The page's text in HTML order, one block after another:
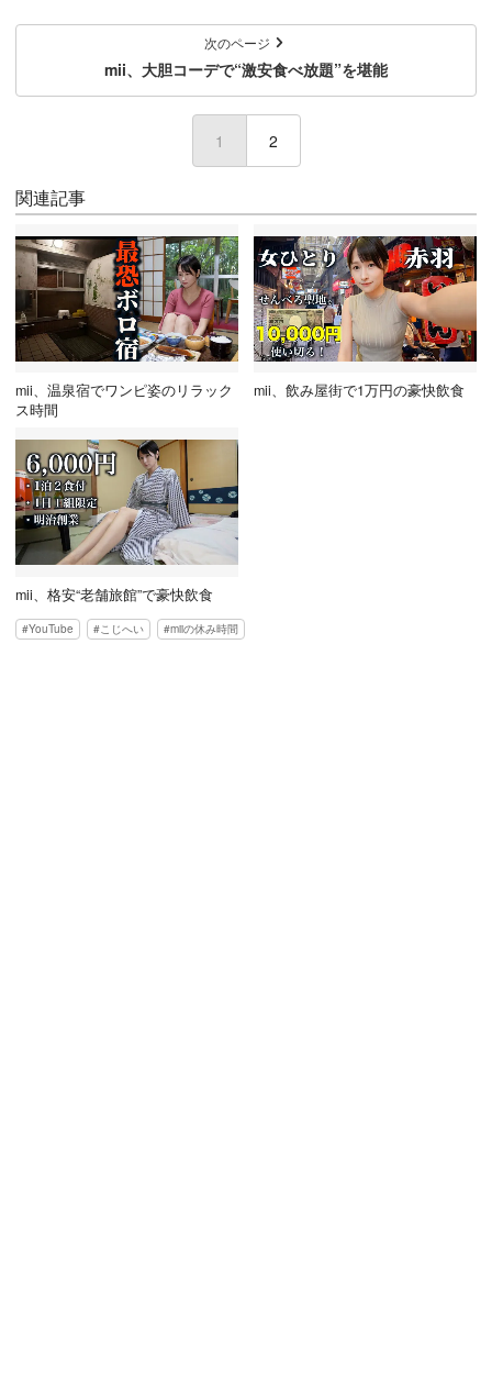
次のページ
mii、大胆コーデで“激安食べ放題”を堪能
1 (current)
2
関連記事
mii、温泉宿でワンピ姿のリラック
ス時間
mii、飲み屋街で1万円の豪快飲食
mii、格安“老舗旅館”で豪快飲食
YouTube こじへい miiの休み時間